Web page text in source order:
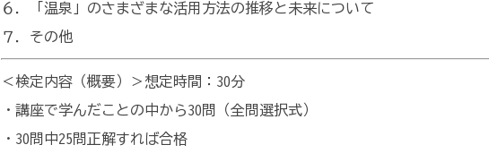
６．「温泉」のさまざまな活用方法の推移と未来について
７．その他
＜検定内容（概要）＞想定時間：30分
・講座で学んだことの中から30問（全問選択式）
・30問中25問正解すれば合格